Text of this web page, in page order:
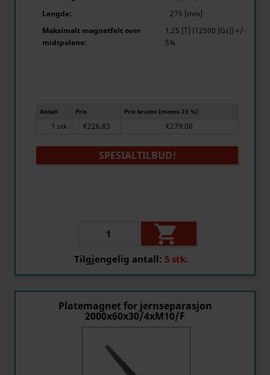
Lengde:
275 [mm]
Maksimalt magnetfelt over
midtpolene:
1,25 [T] (12500 [Gs]) +/-
5%
Antall Pris Pris brutto (moms 23 %)
1 stk. €226.83 €279.00
SPESIALTILBUD!

Tilgjengelig antall: 5 stk.
Platemagnet for jernseparasjon
2000x60x30/4xM10/F